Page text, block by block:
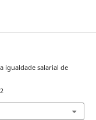
igualdade salarial de